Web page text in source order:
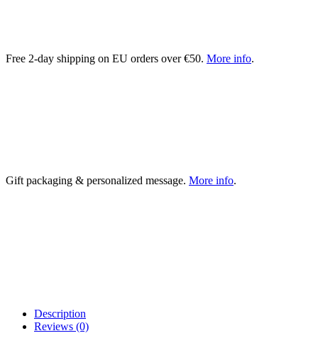
Free 2-day shipping on EU orders over €50. More info.
Gift packaging & personalized message. More info.
Description
Reviews (0)